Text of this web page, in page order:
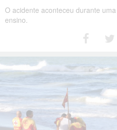
O acidente aconteceu durante
ensino.